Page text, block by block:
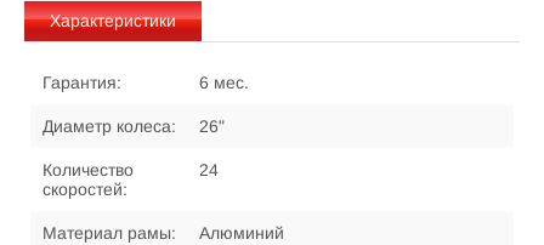
Характеристики
Гарантия: 6 мес.
Диаметр колеса: 26"
Количество
скоростей:
24
Материал рамы: Алюминий